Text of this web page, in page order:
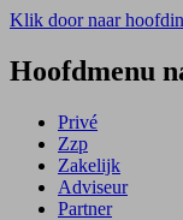
Klik door naar
Hoofdmenu
Privé
Zzp
Zakelijk
Adviseur
Partner